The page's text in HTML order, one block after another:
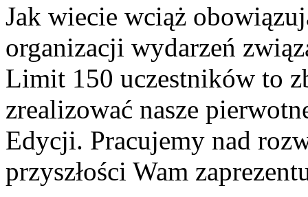
Jak wiecie wciąż
organizacji wydarzeń
Limit 150 uczestników to
zrealizować nasze
Edycji. Pracujemy nad
przyszłości Wam